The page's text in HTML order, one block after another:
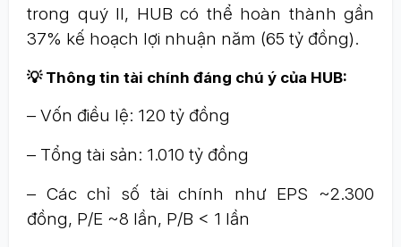
trong quý II, HUB có thể hoàn thành gần
37% kế hoạch lợi nhuận năm (65 tỷ đồng).
💡 Thông tin tài chính đáng chú ý của HUB:
– Vốn điều lệ: 120 tỷ đồng
– Tổng tài sản: 1.010 tỷ đồng
– Các chỉ số tài chính như EPS ~2.300
đồng, P/E ~8 lần, P/B < 1 lần